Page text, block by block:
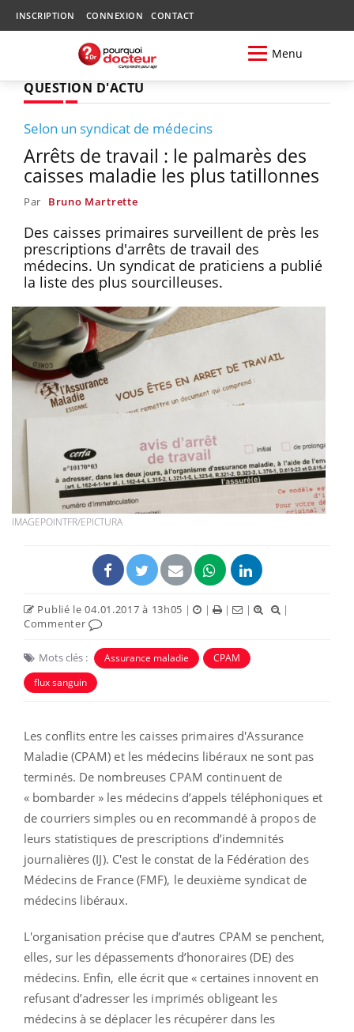
INSCRIPTION CONNEXION CONTACT
Menu
QUESTION D'ACTU
Selon un syndicat de médecins
Arrêts de travail : le palmarès des
caisses maladie les plus tatillonnes
Par Bruno Martrette
Des caisses primaires surveillent de près les
prescriptions d'arrêts de travail des
médecins. Un syndicat de praticiens a publié
la liste des plus sourcilleuses.
IMAGEPOINTFR/EPICTURA
Publié le 04.01.2017 à 13h05 | | | |
|
Commenter
Mots clés : Assurance maladie
CPAM
flux sanguin
Les conflits entre les caisses primaires d'Assurance
Maladie (CPAM) et les médecins libéraux ne sont pas
terminés. De nombreuses CPAM continuent de
« bombarder » les médecins d’appels téléphoniques et
de courriers simples ou en recommandé à propos de
leurs statistiques de prescriptions d’indemnités
journalières (IJ). C'est le constat de la Fédération des
Médecins de France (FMF), le deuxième syndicat de
médecins libéraux.
L'organisation précise que d’autres CPAM se penchent,
elles, sur les dépassements d’honoraires (DE) des
médecins. Enfin, elle écrit que « certaines innovent en
refusant d’adresser les imprimés obligeant les
médecins à se déplacer les récupérer dans les